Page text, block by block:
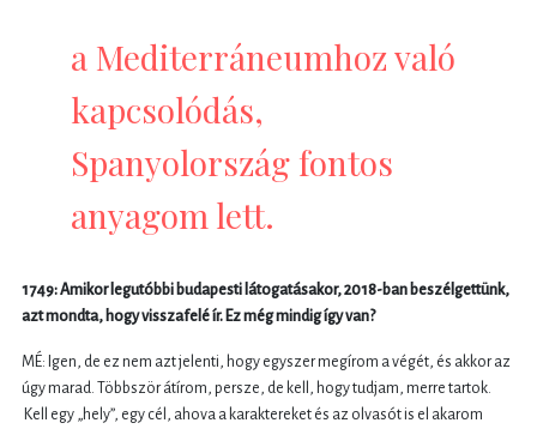
a Mediterráneumhoz való
kapcsolódás,
Spanyolország fontos
anyagom lett.
1749: Amikor legutóbbi budapesti látogatásakor, 2018-ban beszélgettünk,
azt mondta, hogy visszafelé ír. Ez még mindig így van?
MÉ: Igen, de ez nem azt jelenti, hogy egyszer megírom a végét, és akkor az
úgy marad. Többször átírom, persze, de kell, hogy tudjam, merre tartok.
Kell egy „hely”, egy cél, ahova a karaktereket és az olvasót is el akarom